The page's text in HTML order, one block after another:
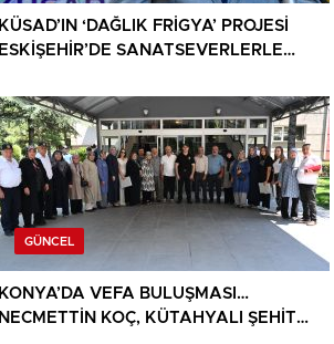
KÜSAD’IN ‘DAĞLIK FRİGYA’ PROJESİ
ESKİŞEHİR’DE SANATSEVERLERLE
GÜNCEL
KONYA’DA VEFA BULUŞMASI…
NECMETTİN KOÇ, KÜTAHYALI ŞEHİT